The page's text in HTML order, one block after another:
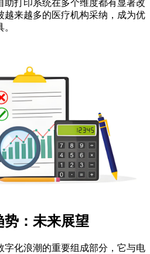
助打印系统在多个维度都有显著改
越来越多的医疗机构采纳，成为优
势：未来展望
字化浪潮的重要组成部分，它与电